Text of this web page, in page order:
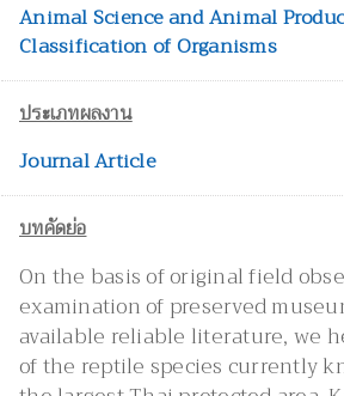
Animal Science and Animal
Classification of Organisms
ประเภทผลงาน
Journal Article
บทคัดย่อ
On the basis of original field
examination of preserved
available reliable literature, we
of the reptile species currently